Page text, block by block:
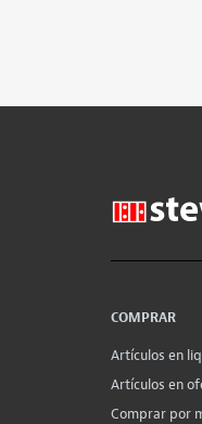
COMPRAR
Artículos en
Artículos en
Comprar por